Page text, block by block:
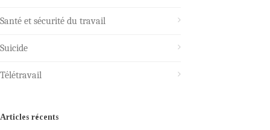
Santé et sécurité du travail
Suicide
Télétravail
Articles récents